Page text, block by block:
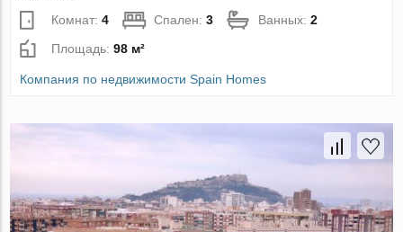
Комнат:4 Спален:3 Ванных:2
Площадь:98 м²
Компания по недвижимости Spain Homes